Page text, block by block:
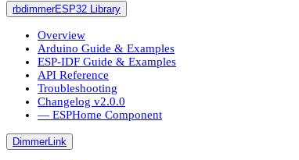
rbdimmerESP32 Library
Overview
Arduino Guide & Examples
ESP-IDF Guide & Examples
API Reference
Troubleshooting
Changelog v2.0.0
― ESPHome Component
DimmerLink